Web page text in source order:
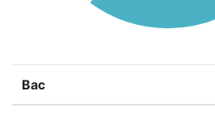
Bac